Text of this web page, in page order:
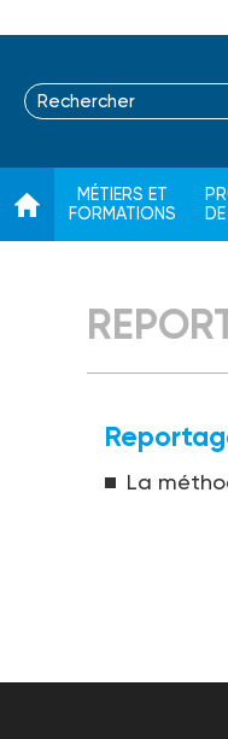
MÉTIERS ET
FORMATIONS
La